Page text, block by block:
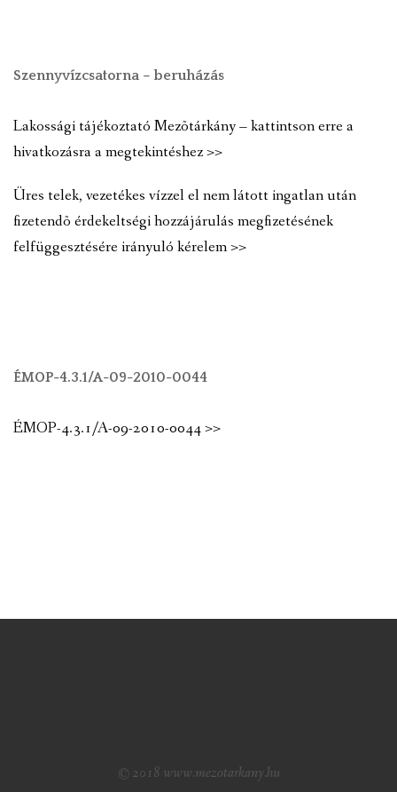
Szennyvízcsatorna – beruházás
Lakossági tájékoztató Mezõtárkány – kattintson erre a
hivatkozásra a megtekintéshez >>
Üres telek, vezetékes vízzel el nem látott ingatlan után
fizetendõ érdekeltségi hozzájárulás megfizetésének
felfüggesztésére irányuló kérelem >>
ÉMOP-4.3.1/A-09-2010-0044
ÉMOP-4.3.1/A-09-2010-0044 >>
© 2018 www.mezotarkany.hu